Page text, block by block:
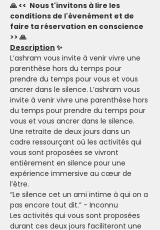
🙏 <<  Nous t'invitons à lire les
conditions de l'évenément et de
faire ta réservation en conscience
>> 🙏
Description ✨
L’ashram vous invite à venir vivre une
parenthèse hors du temps pour
prendre du temps pour vous et vous
ancrer dans le silence. L’ashram vous
invite à venir vivre une parenthèse hors
du temps pour prendre du temps pour
vous et vous ancrer dans le silence.
Une retraite de deux jours dans un
cadre ressourçant où les activités qui
vous sont proposées se vivront
entièrement en silence pour une
expérience immersive au cœur de
l’être.
“Le silence cet un ami intime à qui on a
pas encore tout dit.” - Inconnu
Les activités qui vous sont proposées
durant ces deux jours faciliteront une